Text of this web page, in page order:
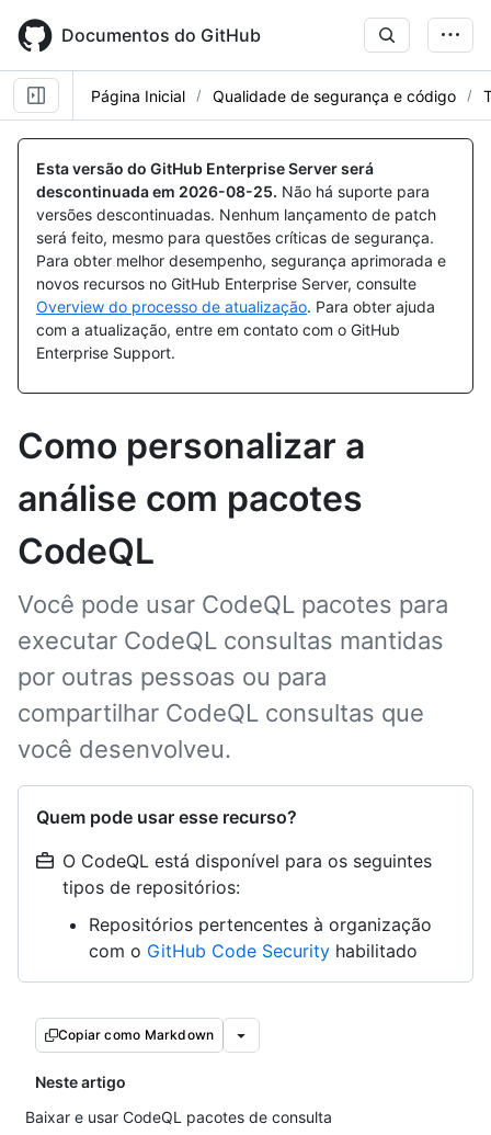
main
content
Documentos do GitHub
Página Inicial Qualidade de segurança e código
Esta versão do GitHub Enterprise Server será
descontinuada em 2026-08-25. Não há suporte para
versões descontinuadas. Nenhum lançamento de patch
será feito, mesmo para questões críticas de segurança.
Para obter melhor desempenho, segurança aprimorada e
novos recursos no GitHub Enterprise Server, consulte
Overview do processo de atualização. Para obter ajuda
com a atualização, entre em contato com o GitHub
Enterprise Support.
Como personalizar a
análise com pacotes
CodeQL
Você pode usar CodeQL pacotes para
executar CodeQL consultas mantidas
por outras pessoas ou para
compartilhar CodeQL consultas que
você desenvolveu.
Quem pode usar esse recurso?
O CodeQL está disponível para os seguintes
tipos de repositórios:
Repositórios pertencentes à organização
com o GitHub Code Security habilitado
Copiar como Markdown
Neste artigo
Baixar e usar CodeQL pacotes de consulta